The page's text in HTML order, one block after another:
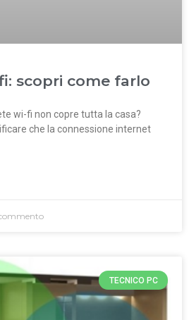
scopri come farlo
wi-fi non copre tutta la casa?
che la connessione internet
TECNICO PC